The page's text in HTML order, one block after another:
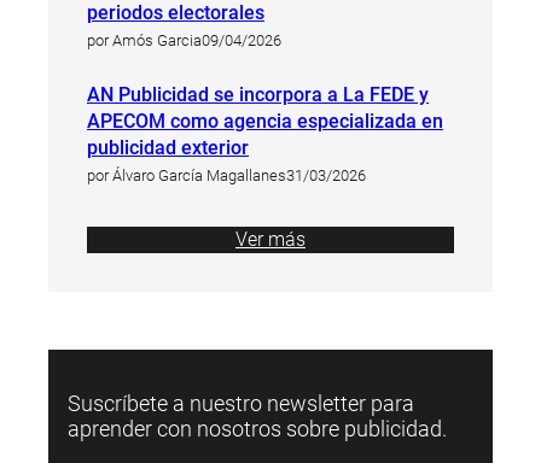
periodos electorales
por Amós Garcia09/04/2026
AN Publicidad se incorpora a La FEDE y
APECOM como agencia especializada en
publicidad exterior
por Álvaro García Magallanes31/03/2026
Ver más
Suscríbete a nuestro newsletter para
aprender con nosotros sobre publicidad.